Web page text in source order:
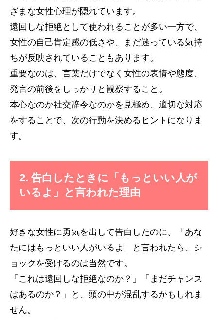
ざまな女性心理が隠れています。
遠回しな拒絶として使われることが多い一方で、
女性の自己肯定感の低さや、まだ迷っている気持
ちが反映されていることもあります。
重要なのは、言葉だけでなく女性の表情や態度、
発言の前後をしっかりと観察すること。
本心なのか社交辞令なのかを見極め、適切な対応
をすることで、次の行動を決めるヒントになりま
す。
2. 告白したときに「もっといい人が
いるよ」と言われた理由
好きな女性に勇気を出して告白したのに、「あな
たにはもっといい人がいるよ」と言われたら、シ
ョックを受けるのは当然です。
「これは遠回しな拒絶なのか？」「まだチャンス
はあるのか？」と、頭の中が混乱するかもしれま
せん。